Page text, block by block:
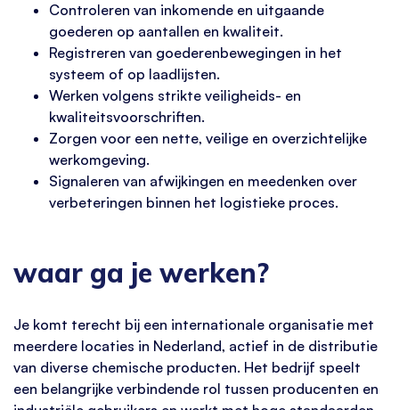
Controleren van inkomende en uitgaande
goederen op aantallen en kwaliteit.
Registreren van goederenbewegingen in het
systeem of op laadlijsten.
Werken volgens strikte veiligheids- en
kwaliteitsvoorschriften.
Zorgen voor een nette, veilige en overzichtelijke
werkomgeving.
Signaleren van afwijkingen en meedenken over
verbeteringen binnen het logistieke proces.
waar ga je werken?
Je komt terecht bij een internationale organisatie met
meerdere locaties in Nederland, actief in de distributie
van diverse chemische producten. Het bedrijf speelt
een belangrijke verbindende rol tussen producenten en